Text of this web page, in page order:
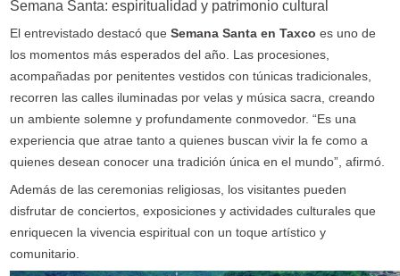
Semana Santa: espiritualidad y patrimonio cultural
El entrevistado destacó que Semana Santa en Taxco es uno de
los momentos más esperados del año. Las procesiones,
acompañadas por penitentes vestidos con túnicas tradicionales,
recorren las calles iluminadas por velas y música sacra, creando
un ambiente solemne y profundamente conmovedor. “Es una
experiencia que atrae tanto a quienes buscan vivir la fe como a
quienes desean conocer una tradición única en el mundo”, afirmó.
Además de las ceremonias religiosas, los visitantes pueden
disfrutar de conciertos, exposiciones y actividades culturales que
enriquecen la vivencia espiritual con un toque artístico y
comunitario.